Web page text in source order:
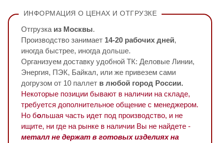
ИНФОРМАЦИЯ О ЦЕНАХ И ОТГРУЗКЕ
Отгрузка из Москвы.
Производство занимает 14-20 рабочих дней,
иногда быстрее, иногда дольше.
Организуем доставку удобной ТК: Деловые Линии,
Энергия, ПЭК, Байкал, или же привезем сами
догрузом от 10 паллет в любой город России.
Некоторые позиции бывают в наличии на складе,
требуется дополнительное общение с менеджером.
Но большая часть идет под производство, и не
ищите, ни где на рынке в наличии Вы не найдете -
металл не держат в готовых изделиях на